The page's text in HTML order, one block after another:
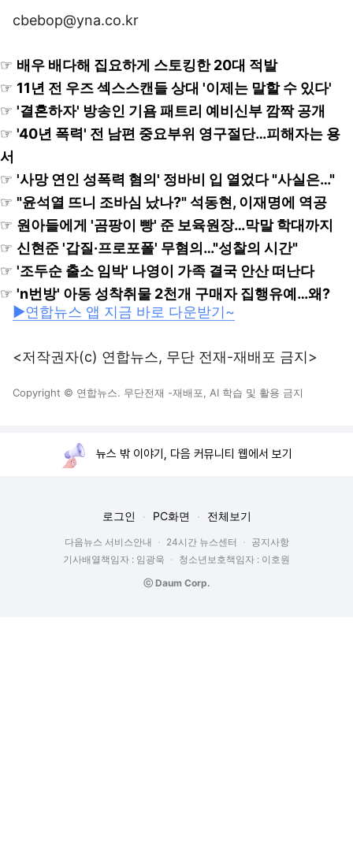
cbebop@yna.co.kr
☞ 배우 배다해 집요하게 스토킹한 20대 적발
☞ 11년 전 우즈 섹스스캔들 상대 '이제는 말할 수 있다'
☞ '결혼하자' 방송인 기욤 패트리 예비신부 깜짝 공개
☞ '40년 폭력' 전 남편 중요부위 영구절단…피해자는 용
서
☞ '사망 연인 성폭력 혐의' 정바비 입 열었다 "사실은…"
☞ "윤석열 뜨니 조바심 났나?" 석동현, 이재명에 역공
☞ 원아들에게 '곰팡이 빵' 준 보육원장…막말 학대까지
☞ 신현준 '갑질·프로포폴' 무혐의…"성찰의 시간"
☞ '조두순 출소 임박' 나영이 가족 결국 안산 떠난다
☞ 'n번방' 아동 성착취물 2천개 구매자 집행유예…왜?
▶연합뉴스 앱 지금 바로 다운받기~
<저작권자(c) 연합뉴스, 무단 전재-재배포 금지>
Copyright © 연합뉴스. 무단전재 -재배포, AI 학습 및 활용 금지
뉴스 밖 이야기, 다음 커뮤니티 웹에서 보기
로그인 PC화면 전체보기
다음뉴스 서비스안내 24시간 뉴스센터
공지사항
기사배열책임자 : 임광욱
청소년보호책임자 : 이호원
ⓒ Daum Corp.